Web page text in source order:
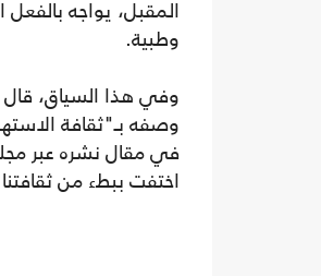
المقبل، يواجه
وطبية.
وفي هذا السياق، قال
وصفه بـ"ثقافة
في مقال نشره عبر
اختفت ببطء من